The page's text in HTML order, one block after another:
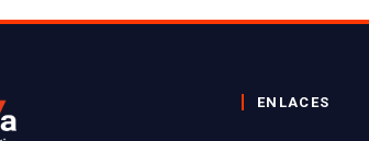
ENLACES